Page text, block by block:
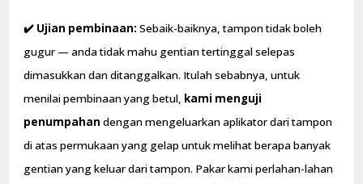
✔️ Ujian pembinaan: Sebaik-baiknya, tampon tidak boleh
gugur — anda tidak mahu gentian tertinggal selepas
dimasukkan dan ditanggalkan. Itulah sebabnya, untuk
menilai pembinaan yang betul, kami menguji
penumpahan dengan mengeluarkan aplikator dari tampon
di atas permukaan yang gelap untuk melihat berapa banyak
gentian yang keluar dari tampon. Pakar kami perlahan-lahan